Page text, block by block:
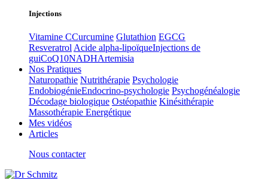
Injections
Vitamine CCurcumine Glutathion EGCG
Resveratrol Acide alpha-lipoïqueInjections de
guiCoQ10NADHArtemisia
Nos Pratiques
Naturopathie Nutrithérapie Psychologie
EndobiogénieEndocrino-psychologie Psychogénéalogie
Décodage biologique Ostéopathie Kinésithérapie
Massothérapie Energétique
Mes vidéos
Articles
Nous contacter